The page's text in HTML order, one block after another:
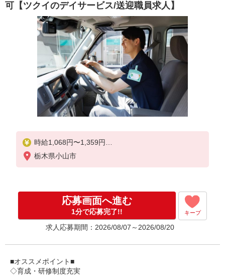
可【ツクイのデイサービス/送迎職員求人】
時給1,068円〜1,359円
★土日祝日は時給100円アップ！
栃木県小山市
応募画面へ進む
1分で応募完了!! キープ
求人応募期間：2026/08/07～2026/08/20
■オススメポイント■
◇育成・研修制度充実